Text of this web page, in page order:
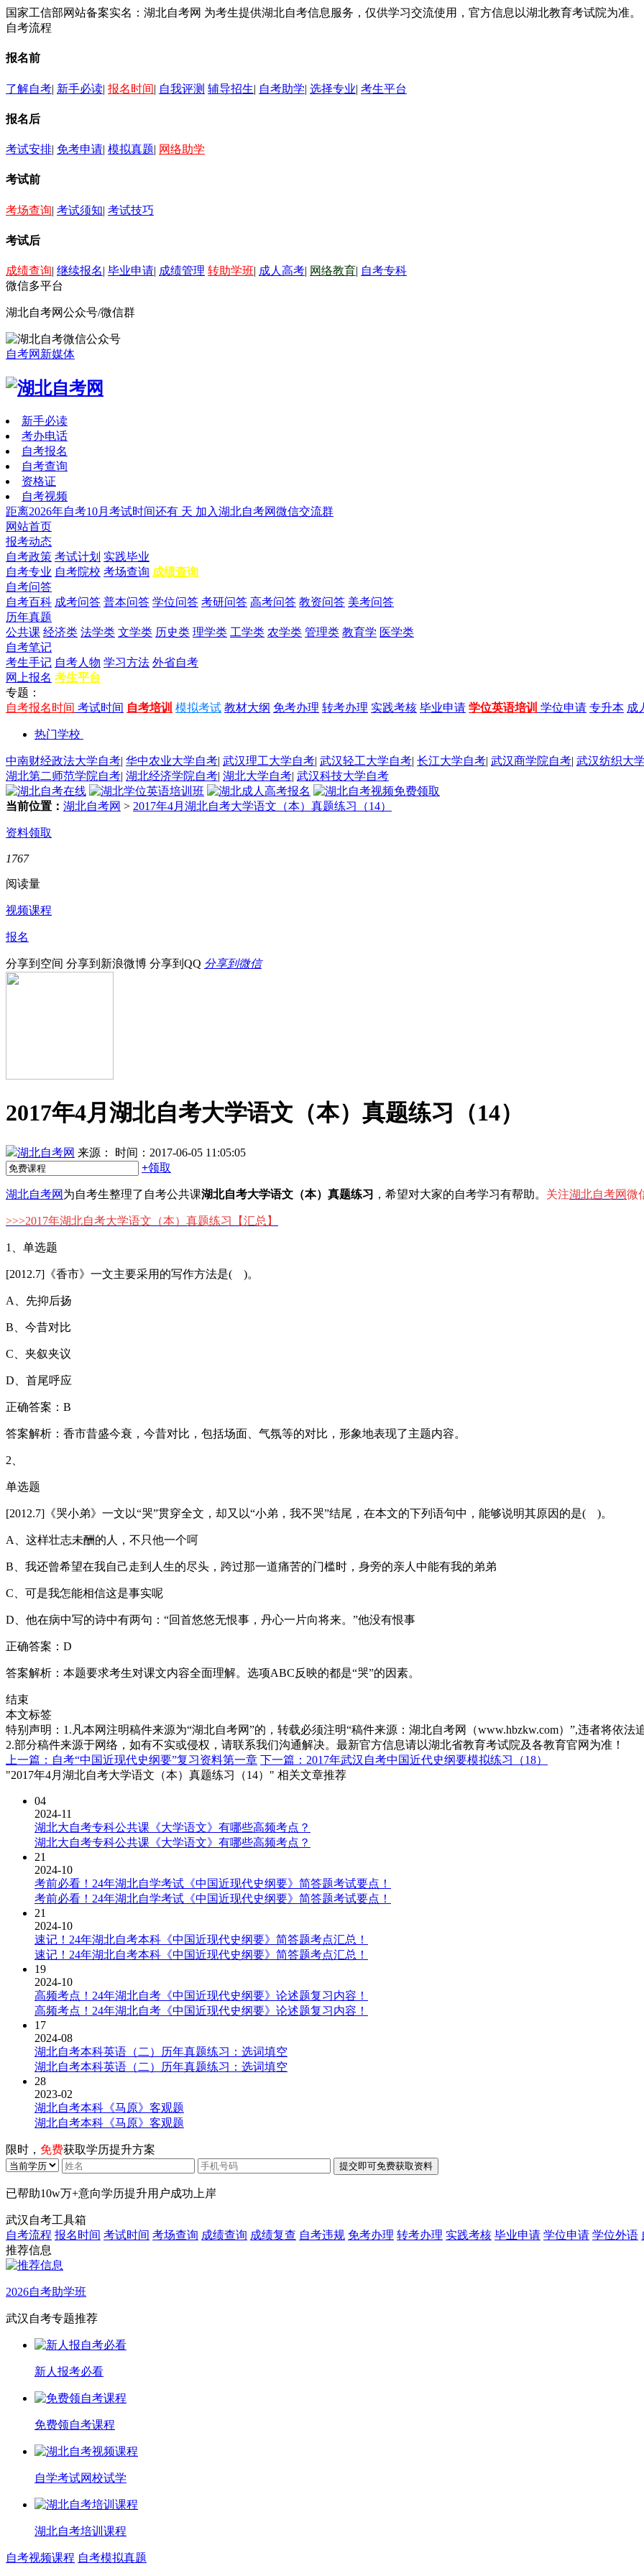
国家工信部网站备案实名：湖北自考网 为考生提供湖北自考信息服务，仅供学习交流使用，官方信息以湖北教育考试院为准。
自考流程
报名前
了解自考| 新手必读| 报名时间| 自我评测 辅导招生| 自考助学| 选择专业| 考生平台
报名后
考试安排| 免考申请| 模拟真题| 网络助学
考试前
考场查询| 考试须知| 考试技巧
考试后
成绩查询| 继续报名| 毕业申请| 成绩管理 转助学班| 成人高考| 网络教育| 自考专科
微信多平台
湖北自考网公众号/微信群
自考网新媒体
新手必读
考办电话
自考报名
自考查询
资格证
自考视频
距离2026年自考10月考试时间还有 天 加入湖北自考网微信交流群
网站首页
报考动态
自考政策 考试计划 实践毕业
自考专业 自考院校 考场查询 成绩查询
自考问答
自考百科 成考问答 普本问答 学位问答 考研问答 高考问答 教资问答 美考问答
历年真题
公共课 经济类 法学类 文学类 历史类 理学类 工学类 农学类 管理类 教育学 医学类
自考笔记
考生手记 自考人物 学习方法 外省自考
网上报名 考生平台
专题：
自考报名时间 考试时间 自考培训 模拟考试 教材大纲 免考办理 转考办理 实践考核 毕业申请 学位英语培训 学位申请 专升本 成
热门学校
中南财经政法大学自考| 华中农业大学自考| 武汉理工大学自考| 武汉轻工大学自考| 长江大学自考| 武汉商学院自考| 武汉纺织大
湖北第二师范学院自考| 湖北经济学院自考| 湖北大学自考| 武汉科技大学自考
当前位置： 湖北自考网 > 2017年4月湖北自考大学语文（本）真题练习（14）
资料领取
1767
阅读量
视频课程
报名
分享到空间 分享到新浪微博 分享到QQ 分享到微信
2017年4月湖北自考大学语文（本）真题练习（14）
湖北自考网 来源：
时间：2017-06-05 11:05:05
+领取
湖北自考网 为自考生整理了自考公共课湖北自考大学语文（本）真题练习 ，希望对大家的自考学习有帮助。 关注湖北自考网微
>>>2017年湖北自考大学语文（本）真题练习 【汇总】
1、单选题
[2012.7]《香市》一文主要采用的写作方法是( )。
A、先抑后扬
B、今昔对比
C、夹叙夹议
D、首尾呼应
正确答案：B
答案解析：香市昔盛今衰，今昔对比，包括场面、气氛等的对比，形象地表现了主题内容。
2、
单选题
[2012.7]《哭小弟》一文以“哭”贯穿全文，却又以“小弟，我不哭”结尾，在本文的下列语句中，能够说明其原因的是( )。
A、这样壮志未酬的人，不只他一个呵
B、我还曾希望在我自己走到人生的尽头，跨过那一道痛苦的门槛时，身旁的亲人中能有我的弟弟
C、可是我怎能相信这是事实呢
D、他在病中写的诗中有两句：“回首悠悠无恨事，丹心一片向将来。”他没有恨事
正确答案：D
答案解析：本题要求考生对课文内容全面理解。选项ABC反映的都是“哭”的因素。
结束
本文标签
特别声明：1.凡本网注明稿件来源为“湖北自考网”的，转载必须注明“稿件来源：湖北自考网（www.hbzkw.com）”,违者将依法
2.部分稿件来源于网络，如有不实或侵权，请联系我们沟通解决。最新官方信息请以湖北省教育考试院及各教育官网为准！
上一篇：自考“中国近现代史纲要”复习资料第一章 下一篇：2017年武汉自考中国近代史纲要模拟练习（18）
"2017年4月湖北自考大学语文（本）真题练习（14）" 相关文章推荐
04
2024-11
湖北大自考专科公共课《大学语文》有哪些高频考点？
湖北大自考专科公共课《大学语文》有哪些高频考点？
21
2024-10
考前必看！24年湖北自学考试《中国近现代史纲要》简答题考试要点！
考前必看！24年湖北自学考试《中国近现代史纲要》简答题考试要点！
21
2024-10
速记！24年湖北自考本科《中国近现代史纲要》简答题考点汇总！
速记！24年湖北自考本科《中国近现代史纲要》简答题考点汇总！
19
2024-10
高频考点！24年湖北自考《中国近现代史纲要》论述题复习内容！
高频考点！24年湖北自考《中国近现代史纲要》论述题复习内容！
17
2024-08
湖北自考本科英语（二）历年真题练习：选词填空
湖北自考本科英语（二）历年真题练习：选词填空
28
2023-02
湖北自考本科《马原》客观题
湖北自考本科《马原》客观题
限时， 免费获取学历提升方案
已帮助10w万+意向学历提升用户成功上岸
武汉自考工具箱
自考流程 报名时间 考试时间 考场查询 成绩查询 成绩复查 自考违规 免考办理 转考办理 实践考核 毕业申请 学位申请 学位外语
推荐信息
2026自考助学班
武汉自考专题推荐
新人报考必看
免费领自考课程
自学考试网校试学
湖北自考培训课程
自考视频课程 自考模拟真题